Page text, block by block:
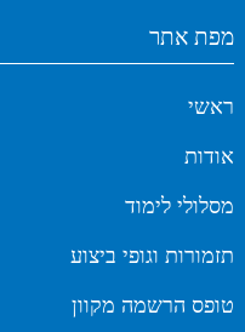
מפת אתר
ראשי
אודות
מסלולי לימוד
תזמורות וגופי ביצוע
טופס הרשמה מקוון